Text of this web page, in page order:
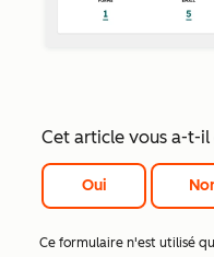
Cet article vous a-t-il
Oui
Ce formulaire n'est utilisé